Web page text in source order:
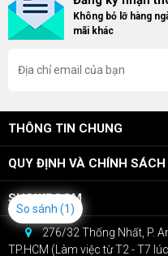
khách hàng sở hữu VGA
RX 9070 / RX 9070 XT.
Không bỏ lỡ hàng
mãi khác
THÔNG TIN CHUNG
QUY ĐỊNH VÀ CHÍNH SÁCH
SHOWROOM
276/32 Thống Nhất, P.
TP.HCM (Làm việc từ T2 - T7
So sánh (1)